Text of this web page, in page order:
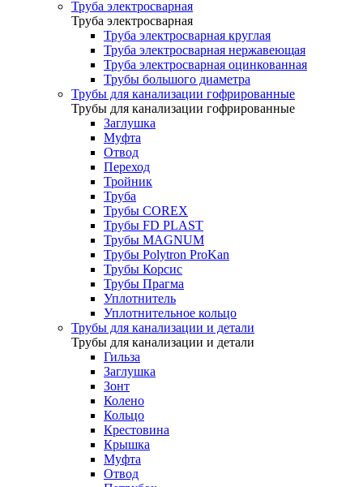
Труба электросварная
Труба электросварная
Труба электросварная круглая
Труба электросварная нержавеющая
Труба электросварная оцинкованная
Трубы большого диаметра
Трубы для канализации гофрированные
Трубы для канализации гофрированные
Заглушка
Муфта
Отвод
Переход
Тройник
Труба
Трубы COREX
Трубы FD PLAST
Трубы MAGNUM
Трубы Polytron ProKan
Трубы Корсис
Трубы Прагма
Уплотнитель
Уплотнительное кольцо
Трубы для канализации и детали
Трубы для канализации и детали
Гильза
Заглушка
Зонт
Колено
Кольцо
Крестовина
Крышка
Муфта
Отвод